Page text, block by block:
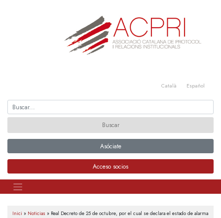
Català Español
Asóciate
Acceso socios
Inici » Noticias » Real Decreto de 25 de octubre, por el cual se declara el estado de alarma